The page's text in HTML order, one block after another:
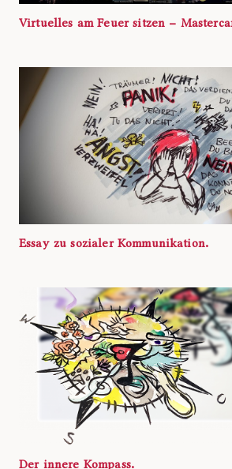
Virtuelles am Feuer sitzen –
Essay zu sozialer Kommunikation.
Der innere Kompass.